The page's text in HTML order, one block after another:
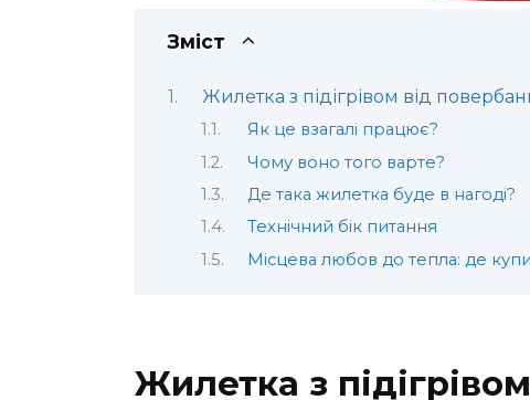
Зміст
Жилетка з підігрівом від
Як це взагалі працює?
Чому воно того варте?
Де така жилетка буде в нагоді?
Технічний бік питання
Місцева любов до тепла: де
Жилетка з